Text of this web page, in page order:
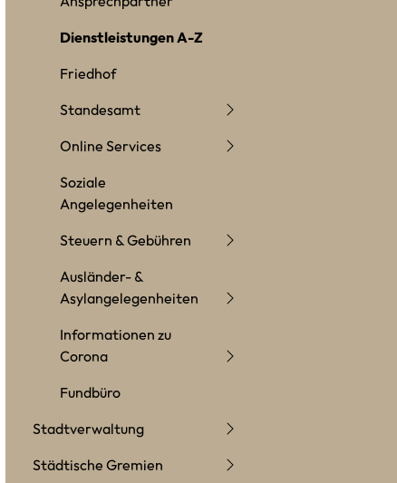
Dienstleistungen A-Z
Friedhof
Standesamt
Online Services
Soziale
Angelegenheiten
Steuern & Gebühren
Ausländer- &
Asylangelegenheiten
Informationen zu
Corona
Fundbüro
Stadtverwaltung
Städtische Gremien